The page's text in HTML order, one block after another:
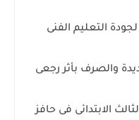
التعليم الفنى
والصرف بأثر رجعى
الابتدائى فى حافز